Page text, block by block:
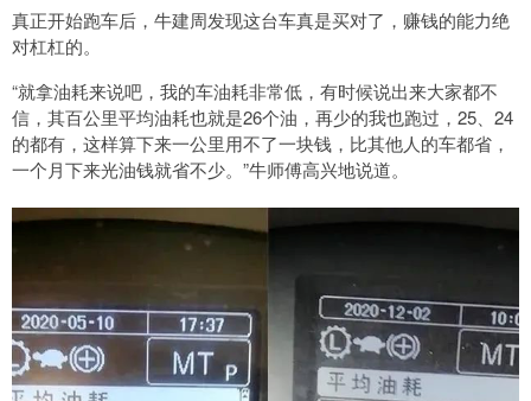
真正开始跑车后，牛建周发现这台车真是买对了，赚钱的能力绝
对杠杠的。
“就拿油耗来说吧，我的车油耗非常低，有时候说出来大家都不
信，其百公里平均油耗也就是26个油，再少的我也跑过，25、24
的都有，这样算下来一公里用不了一块钱，比其他人的车都省，
一个月下来光油钱就省不少。”牛师傅高兴地说道。